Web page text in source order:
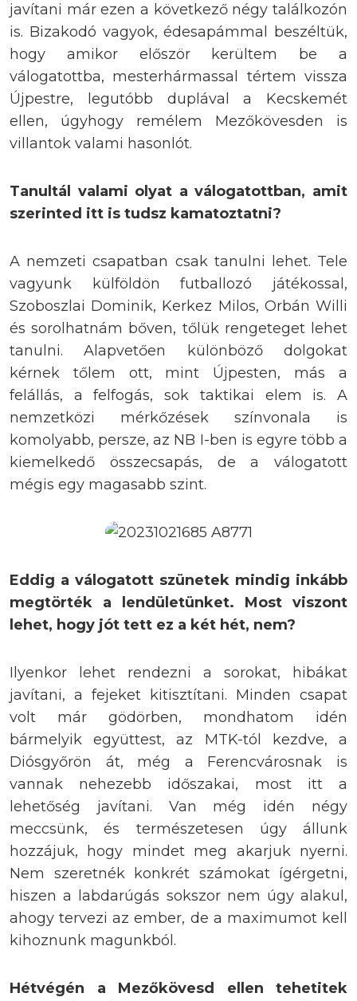
javítani már ezen a következő négy találkozón
is. Bizakodó vagyok, édesapámmal beszéltük,
hogy amikor először kerültem be a
válogatottba, mesterhármassal tértem vissza
Újpestre, legutóbb duplával a Kecskemét
ellen, úgyhogy remélem Mezőkövesden is
villantok valami hasonlót.
Tanultál valami olyat a válogatottban, amit
szerinted itt is tudsz kamatoztatni?
A nemzeti csapatban csak tanulni lehet. Tele
vagyunk külföldön futballozó játékossal,
Szoboszlai Dominik, Kerkez Milos, Orbán Willi
és sorolhatnám bőven, tőlük rengeteget lehet
tanulni. Alapvetően különböző dolgokat
kérnek tőlem ott, mint Újpesten, más a
felállás, a felfogás, sok taktikai elem is. A
nemzetközi mérkőzések színvonala is
komolyabb, persze, az NB I-ben is egyre több a
kiemelkedő összecsapás, de a válogatott
mégis egy magasabb szint.
Eddig a válogatott szünetek mindig inkább
megtörték a lendületünket. Most viszont
lehet, hogy jót tett ez a két hét, nem?
Ilyenkor lehet rendezni a sorokat, hibákat
javítani, a fejeket kitisztítani. Minden csapat
volt már gödörben, mondhatom idén
bármelyik együttest, az MTK-tól kezdve, a
Diósgyőrön át, még a Ferencvárosnak is
vannak nehezebb időszakai, most itt a
lehetőség javítani. Van még idén négy
meccsünk, és természetesen úgy állunk
hozzájuk, hogy mindet meg akarjuk nyerni.
Nem szeretnék konkrét számokat ígérgetni,
hiszen a labdarúgás sokszor nem úgy alakul,
ahogy tervezi az ember, de a maximumot kell
kihoznunk magunkból.
Hétvégén a Mezőkövesd ellen tehetitek